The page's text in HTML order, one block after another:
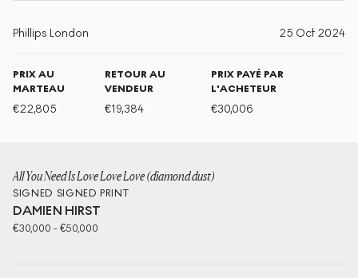
Phillips London 25 Oct 2024
PRIX AU
MARTEAU
€22,805
RETOUR AU
VENDEUR
€19,384
PRIX PAYÉ PAR
L'ACHETEUR
€30,006
All You Need Is Love Love Love (diamond dust)
SIGNED SIGNED PRINT
DAMIEN HIRST
€30,000 -€50,000